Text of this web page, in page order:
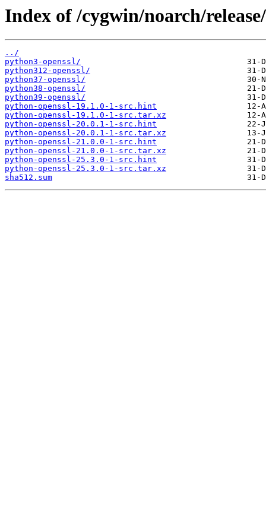
Index of /cygwin/noarch/
../
python3-openssl/
python312-openssl/
python37-openssl/
python38-openssl/
python39-openssl/
python-openssl-19.1.0-1-src.hint
python-openssl-19.1.0-1-src.tar.xz
python-openssl-20.0.1-1-src.hint
python-openssl-20.0.1-1-src.tar.xz
python-openssl-21.0.0-1-src.hint
python-openssl-21.0.0-1-src.tar.xz
python-openssl-25.3.0-1-src.hint
python-openssl-25.3.0-1-src.tar.xz
sha512.sum